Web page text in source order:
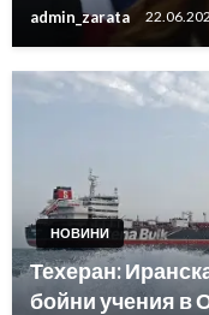
admin_zarata
НОВИНИ
Техеран:
бойни учения в